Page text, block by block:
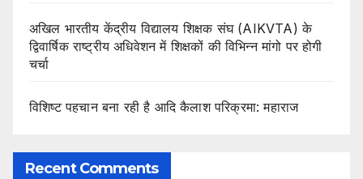
अखिल भारतीय केंद्रीय विद्यालय शिक्षक संघ (AIKVTA) के
द्विवार्षिक राष्ट्रीय अधिवेशन में शिक्षकों की विभिन्न मांगो पर होगी
चर्चा
विशिष्ट पहचान बना रही है आदि कैलाश परिक्रमा: महाराज
Recent Comments